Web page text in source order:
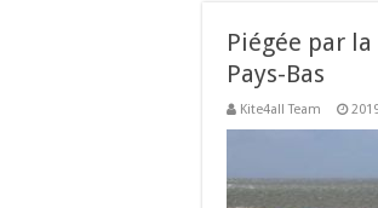
Piégée par
Pays-Bas
Kite4all Team